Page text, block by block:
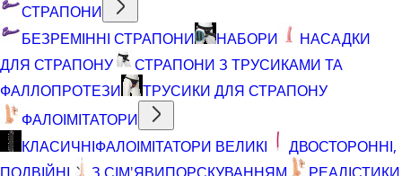
СТРАПОНИ
БЕЗРЕМІННІ СТРАПОНИ
НАБОРИ
НАСАДКИ
ДЛЯ СТРАПОНУ
СТРАПОНИ З ТРУСИКАМИ ТА
ФАЛЛОПРОТЕЗИ
ТРУСИКИ ДЛЯ СТРАПОНУ
ФАЛОІМІТАТОРИ
КЛАСИЧНІФАЛОІМІТАТОРИ ВЕЛИКІ
ДВОСТОРОННІ,